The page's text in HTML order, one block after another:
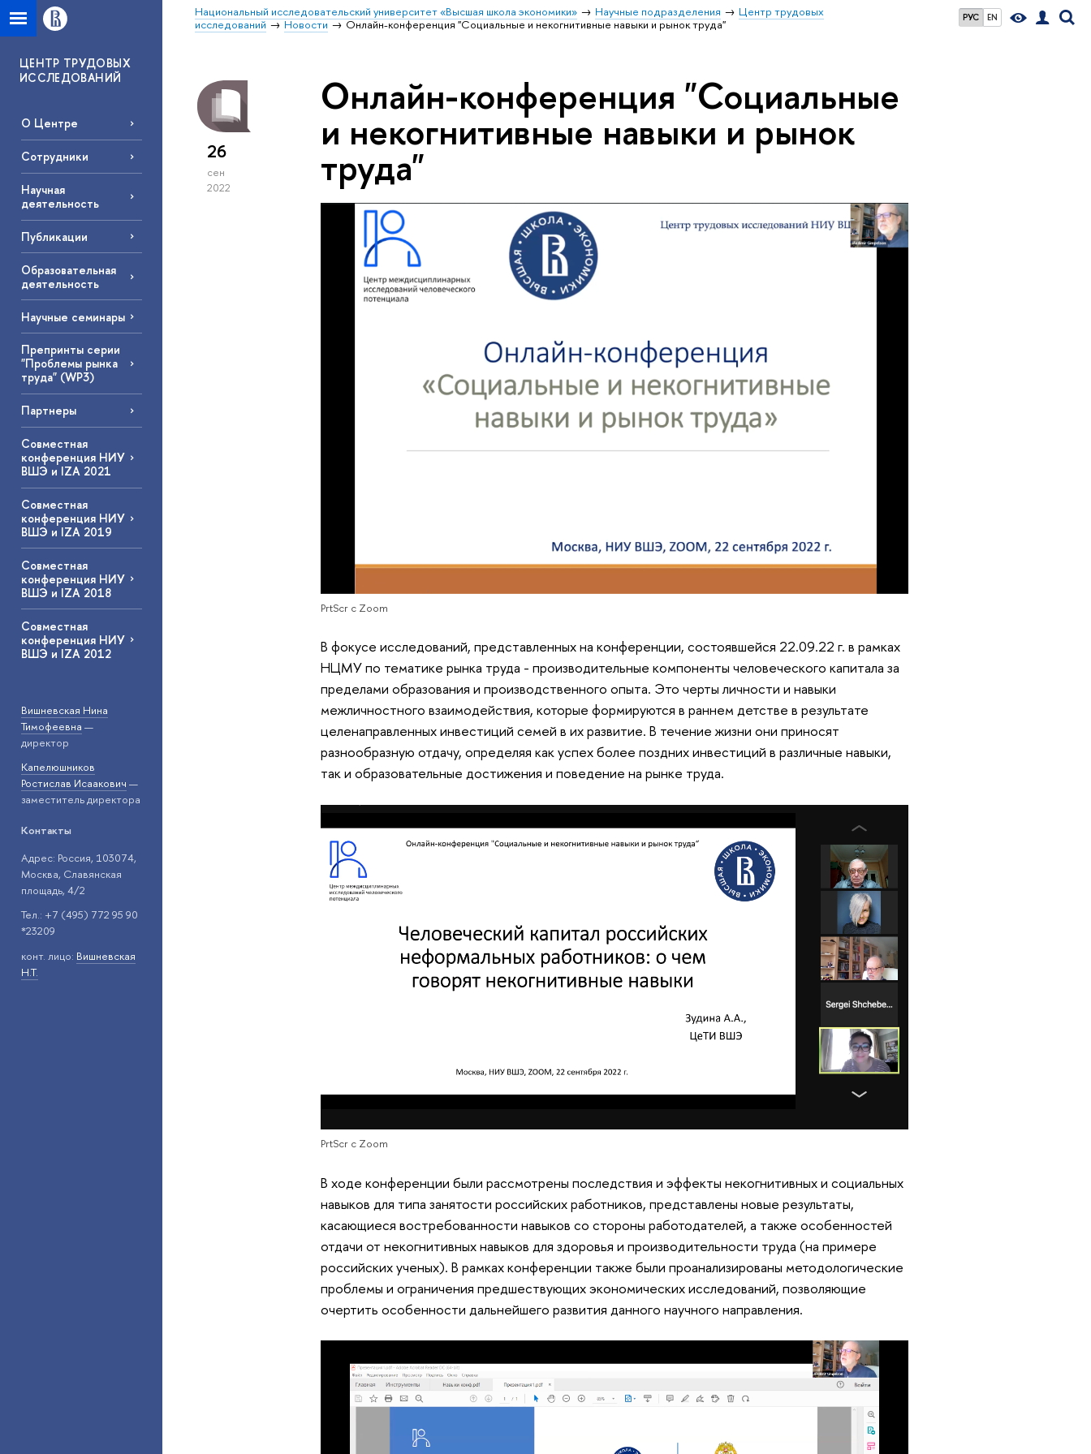
РУС EN
Национальный исследовательский университет «Высшая школа экономики» Научные подразделения
Центр трудовых
исследований
Новости Онлайн-конференция "Социальные и некогнитивные навыки и рынок труда"
ЦЕНТР ТРУДОВЫХ
ИССЛЕДОВАНИЙ
О Центре
Сотрудники
Научная
деятельность
Публикации
Образовательная
деятельность
Научные семинары
Препринты серии
"Проблемы рынка
труда" (WP3)
Партнеры
Совместная
конференция НИУ
ВШЭ и IZA 2021
Совместная
конференция НИУ
ВШЭ и IZA 2019
Совместная
конференция НИУ
ВШЭ и IZA 2018
Совместная
конференция НИУ
ВШЭ и IZA 2012
Вишневская Нина
Тимофеевна —
директор
Капелюшников
Ростислав Исаакович —
заместитель директора
Контакты
Адрес: Россия, 103074,
Москва, Славянская
площадь, 4/2
Тел.: +7 (495) 772 95 90
*23209
конт. лицо: Вишневская
Н.Т.
26
сен
2022
Онлайн-конференция "Социальные
и некогнитивные навыки и рынок
труда"
PrtScr c Zoom
В фокусе исследований, представленных на конференции, состоявшейся 22.09.22 г. в рамках
НЦМУ по тематике рынка труда - производительные компоненты человеческого капитала за
пределами образования и производственного опыта. Это черты личности и навыки
межличностного взаимодействия, которые формируются в раннем детстве в результате
целенаправленных инвестиций семей в их развитие. В течение жизни они приносят
разнообразную отдачу, определяя как успех более поздних инвестиций в различные навыки,
так и образовательные достижения и поведение на рынке труда.
PrtScr c Zoom
В ходе конференции были рассмотрены последствия и эффекты некогнитивных и социальных
навыков для типа занятости российских работников, представлены новые результаты,
касающиеся востребованности навыков со стороны работодателей, а также особенностей
отдачи от некогнитивных навыков для здоровья и производительности труда (на примере
российских ученых). В рамках конференции также были проанализированы методологические
проблемы и ограничения предшествующих экономических исследований, позволяющие
очертить особенности дальнейшего развития данного научного направления.